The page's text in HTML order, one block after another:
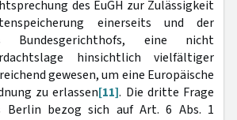
des EuGH zur Zulässigkeit
einerseits und der
Bundesgerichthofs, eine nicht
hinsichtlich vielfältiger
gewesen, um eine Europäische
zu erlassen[11]. Die dritte Frage
Berlin bezog sich auf Art. 6 Abs. 1